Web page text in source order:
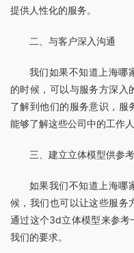
提供人性化的服务。
二、与客户深入沟通
我们如果不知道上海哪
的时候，可以与服务方深入
了解到他们的服务意识，服
能够了解这些公司中的工作
三、建立立体模型供参考
如果我们不知道上海哪
候，我们也可以让这些服务
通过这个3d立体模型来参考
我们的要求。